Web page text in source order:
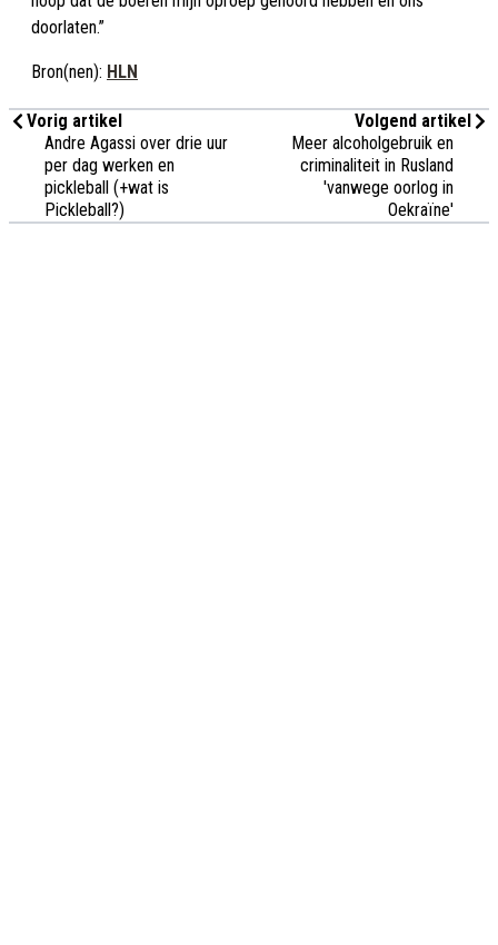
doorlaten.”
Bron(nen): HLN
Vorig artikel
Andre Agassi over drie uur
per dag werken en
pickleball (+wat is
Pickleball?)
Volgend artikel
Meer alcoholgebruik en
criminaliteit in Rusland
'vanwege oorlog in
Oekraïne'